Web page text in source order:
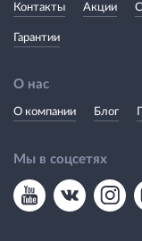
Контакты Акции
Гарантии
О нас
О компании Блог
Мы в соцсетях